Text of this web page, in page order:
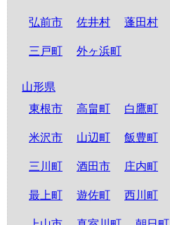
弘前市 佐井村 蓬田村
三戸町 外ヶ浜町
山形県
東根市
高畠町 白鷹町
米沢市 山辺町 飯豊町
三川町 酒田市 庄内町
最上町 遊佐町 西川町